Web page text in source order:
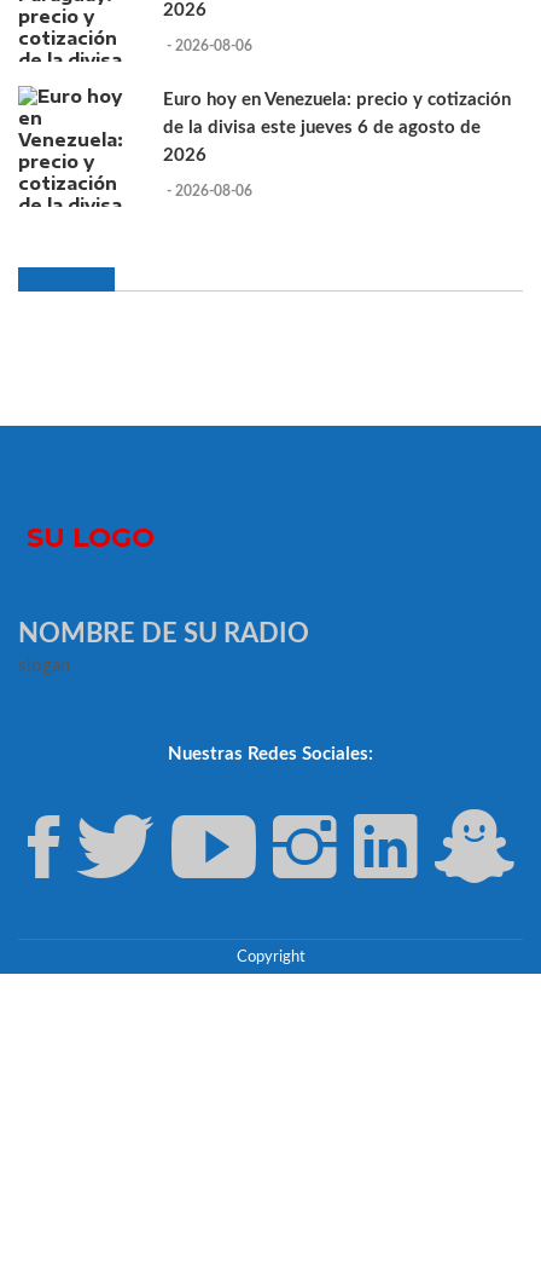
2026
- 2026-08-06
Euro hoy en Venezuela: precio y cotización
de la divisa este jueves 6 de agosto de
2026
- 2026-08-06
NOMBRE DE SU RADIO
slogan
Nuestras Redes Sociales:
Copyright